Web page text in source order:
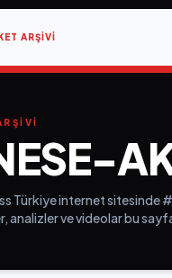
ARŞIVI
Türkiye internet sitesinde
analizler ve videolar bu